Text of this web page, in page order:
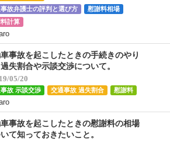
故弁護士の評判と選び方
慰謝料相場
計算
事故を起こしたときの手続きのやり
失割合や示談交渉について。
05/20
故 示談交渉 交通事故 過失割合 慰謝料
事故を起こしたときの慰謝料の相場
て知っておきたいこと。